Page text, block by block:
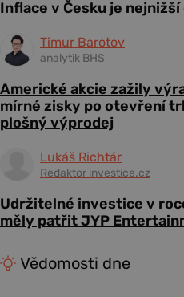
Inflace v Česku je
Timur Barotov
analytik BHS
Americké akcie zažily
mírné zisky po otevření
plošný výprodej
Lukáš Richtár
Redaktor investice.cz
Udržitelné investice v
měly patřit JYP
Vědomosti dne